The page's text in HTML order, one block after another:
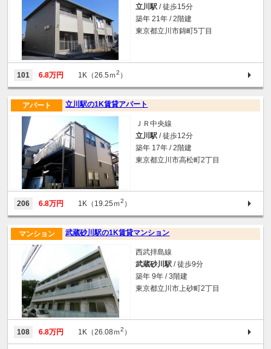
立川駅 / 徒歩15分
築年 21年 / 2階建
東京都立川市錦町5丁目
101 6.8万円 1K（26.5ｍ2 ）
立川駅の1K賃貸アパート
アパート
ＪＲ中央線
立川駅 / 徒歩12分
築年 17年 / 2階建
東京都立川市高松町2丁目
206 6.8万円 1K（19.25ｍ2 ）
武蔵砂川駅の1K賃貸マンション
マンション
西武拝島線
武蔵砂川駅 / 徒歩9分
築年 9年 / 3階建
東京都立川市上砂町2丁目
108 6.8万円 1K（26.08ｍ2 ）